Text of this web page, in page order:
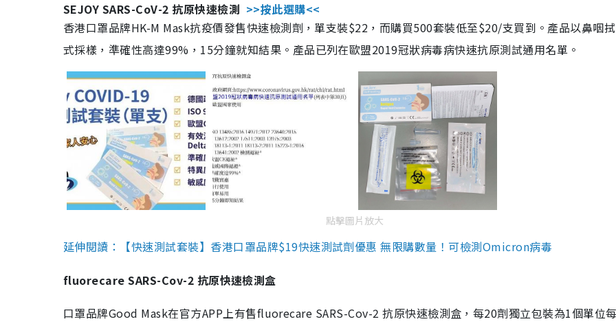
SEJOY SARS-CoV-2 抗原快速檢測 >>按此選購<<
香港口罩品牌HK-M Mask抗疫價發售快速檢測劑，單支裝$22，而購買500套裝低至$20/支買到。產品以鼻咽
式採樣，準確性高達99%，15分鐘就知結果。產品已列在歐盟2019冠狀病毒病快速抗原測試通用名單。
點擊圖片放大
延伸閱讀：【快速測試套裝】香港口罩品牌$19快速測試劑優惠 無限購數量！可檢測Omicron病毒
fluorecare SARS-Cov-2 抗原快速檢測盒
口罩品牌Good Mask在官方APP上有售fluorecare SARS-Cov-2 抗原快速檢測盒，每20劑獨立包裝為1個單位